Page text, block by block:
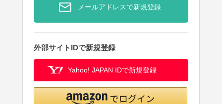
メールアドレスで新規登録
外部サイトIDで新規登録
Yahoo! JAPAN IDで新規登録